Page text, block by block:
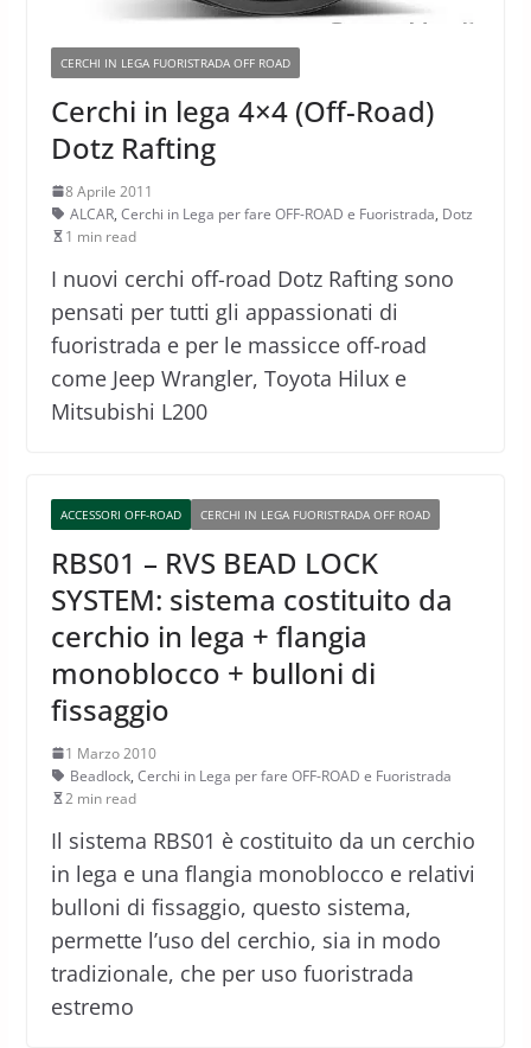
CERCHI IN LEGA FUORISTRADA OFF ROAD
Cerchi in lega 4×4 (Off-Road)
Dotz Rafting
8 Aprile 2011
ALCAR, Cerchi in Lega per fare OFF-ROAD e Fuoristrada, Dotz
1 min read
I nuovi cerchi off-road Dotz Rafting sono
pensati per tutti gli appassionati di
fuoristrada e per le massicce off-road
come Jeep Wrangler, Toyota Hilux e
Mitsubishi L200
ACCESSORI OFF-ROAD CERCHI IN LEGA FUORISTRADA OFF ROAD
RBS01 – RVS BEAD LOCK
SYSTEM: sistema costituito da
cerchio in lega + flangia
monoblocco + bulloni di
fissaggio
1 Marzo 2010
Beadlock, Cerchi in Lega per fare OFF-ROAD e Fuoristrada
2 min read
Il sistema RBS01 è costituito da un cerchio
in lega e una flangia monoblocco e relativi
bulloni di fissaggio, questo sistema,
permette l’uso del cerchio, sia in modo
tradizionale, che per uso fuoristrada
estremo